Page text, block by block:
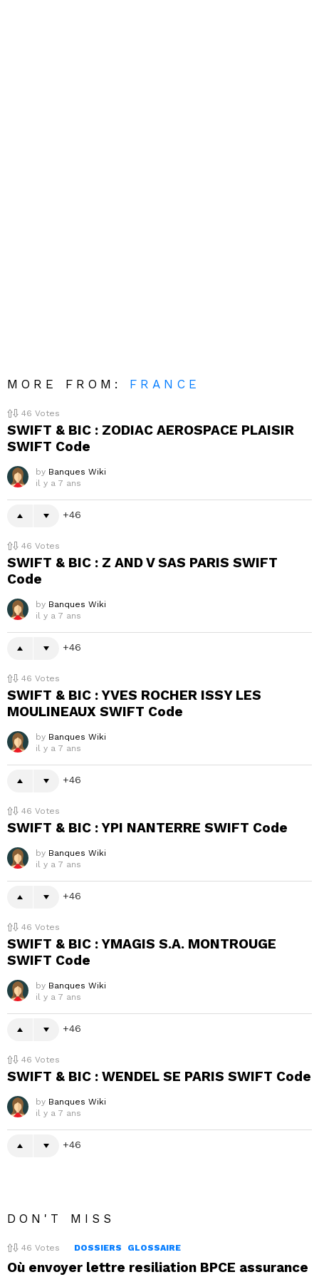
MORE FROM: FRANCE
46 Votes
SWIFT & BIC : ZODIAC AEROSPACE PLAISIR
SWIFT Code
by Banques Wiki
il y a 7 ans
46
46 Votes
SWIFT & BIC : Z AND V SAS PARIS SWIFT
Code
by Banques Wiki
il y a 7 ans
46
46 Votes
SWIFT & BIC : YVES ROCHER ISSY LES
MOULINEAUX SWIFT Code
by Banques Wiki
il y a 7 ans
46
46 Votes
SWIFT & BIC : YPI NANTERRE SWIFT Code
by Banques Wiki
il y a 7 ans
46
46 Votes
SWIFT & BIC : YMAGIS S.A. MONTROUGE
SWIFT Code
by Banques Wiki
il y a 7 ans
46
46 Votes
SWIFT & BIC : WENDEL SE PARIS SWIFT Code
by Banques Wiki
il y a 7 ans
46
DON'T MISS
46 Votes DOSSIERS GLOSSAIRE
Où envoyer lettre resiliation BPCE assurance